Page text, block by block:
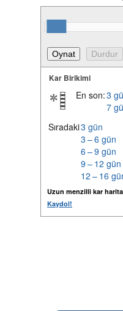
Kar Birikimi
En son:3
7
Sıradaki3 gün
3 – 6 gün
6 – 9 gün
9 – 12 gün
12 – 16
Uzun menzilli kar
Kaydol!